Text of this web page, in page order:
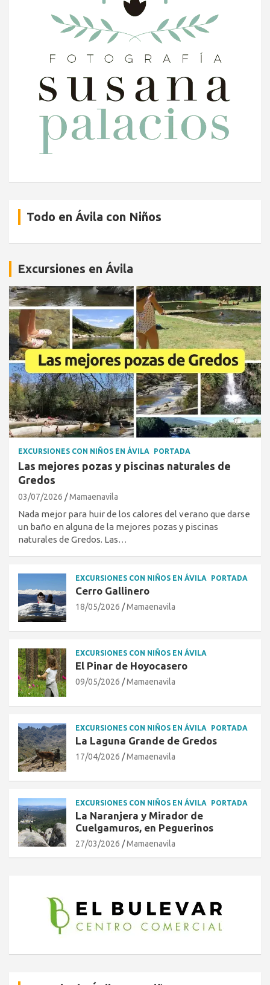
Todo en Ávila con Niños
Excursiones en Ávila
EXCURSIONES CON NIÑOS EN ÁVILA PORTADA
Las mejores pozas y piscinas naturales de
Gredos
03/07/2026 Mamaenavila
Nada mejor para huir de los calores del verano que darse
un baño en alguna de la mejores pozas y piscinas
naturales de Gredos. Las…
EXCURSIONES CON NIÑOS EN ÁVILA PORTADA
Cerro Gallinero
18/05/2026 Mamaenavila
EXCURSIONES CON NIÑOS EN ÁVILA
El Pinar de Hoyocasero
09/05/2026 Mamaenavila
EXCURSIONES CON NIÑOS EN ÁVILA PORTADA
La Laguna Grande de Gredos
17/04/2026 Mamaenavila
EXCURSIONES CON NIÑOS EN ÁVILA PORTADA
La Naranjera y Mirador de
Cuelgamuros, en Peguerinos
27/03/2026 Mamaenavila